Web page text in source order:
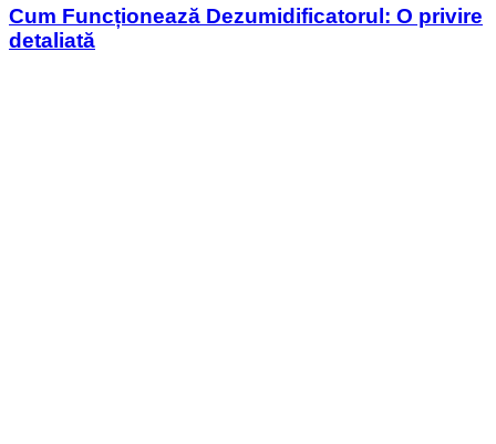
Cum Funcționează Dezumidificatorul: O privire
detaliată